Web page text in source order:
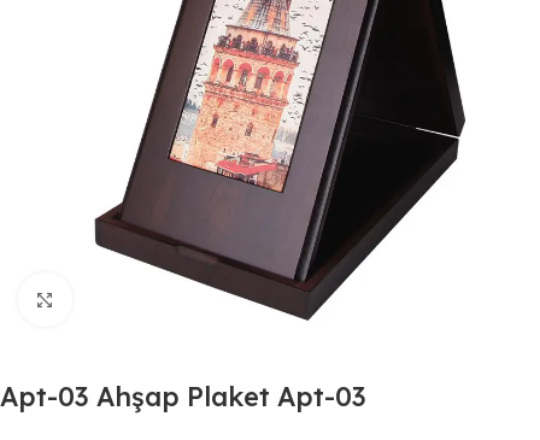
Büyütmek için tıklayın
Apt-03 Ahşap Plaket Apt-03